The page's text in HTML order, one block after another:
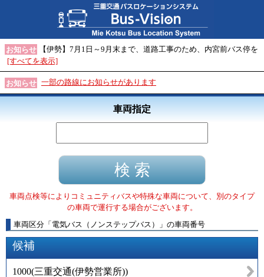
お知らせ
【伊勢】7月1日～9月末まで、道路工事のため、内宮前バス停を
[すべてを表示]
お知らせ 一部の路線にお知らせがあります
車両指定
車両点検等によりコミュニティバスや特殊な車両について、別のタイプ
の車両で運行する場合がございます。
車両区分 「 電気バス（ノンステップバス） 」 の車両番号
候補
1000(三重交通(伊勢営業所))